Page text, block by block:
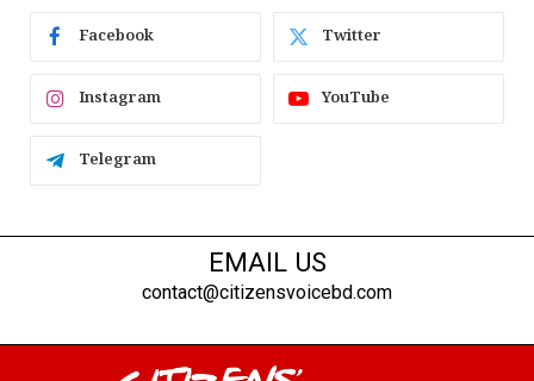
Facebook Twitter
Instagram YouTube
Telegram
EMAIL US
contact@citizensvoicebd.com